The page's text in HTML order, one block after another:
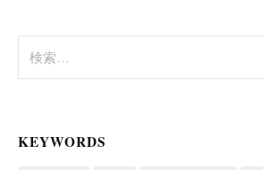
ョ
ン
索:
KEYWORDS